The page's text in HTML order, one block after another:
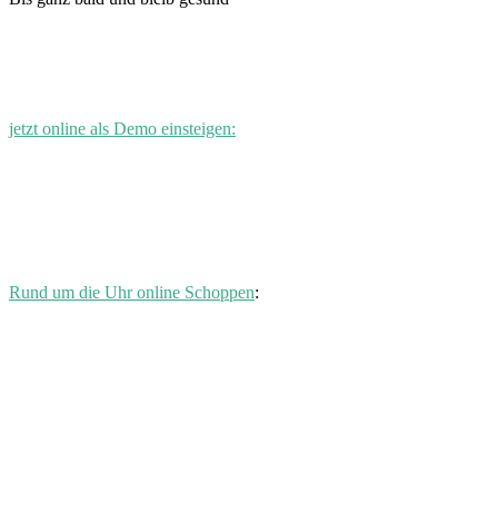
jetzt online als Demo einsteigen:
Rund um die Uhr online Schoppen: